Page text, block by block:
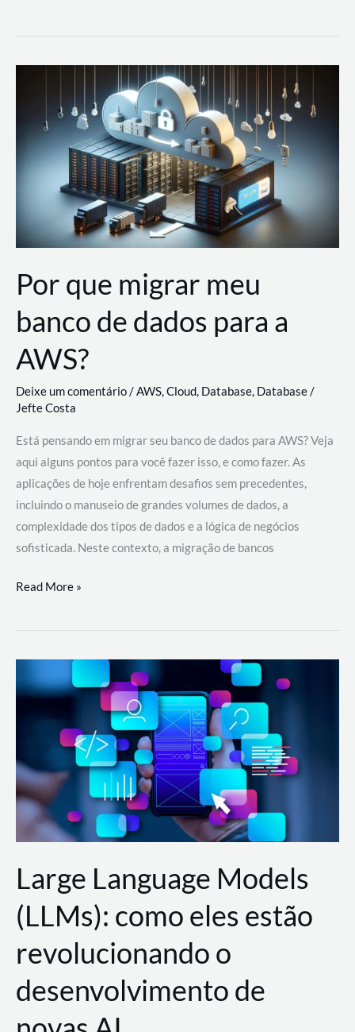
Soluções
AWS
Por que migrar meu
banco de dados para a
AWS?
Deixe um comentário/AWS,Cloud, Database, Database/
Jefte Costa
Está pensando em migrar seu banco de dados para AWS? Veja
aqui alguns pontos para você fazer isso, e como fazer. As
aplicações de hoje enfrentam desafios sem precedentes,
incluindo o manuseio de grandes volumes de dados, a
complexidade dos tipos de dados e a lógica de negócios
sofisticada. Neste contexto, a migração de bancos
Por
migrar
de
a
AWS?
Read More »
Large Language Models
(LLMs): como eles estão
revolucionando o
desenvolvimento de